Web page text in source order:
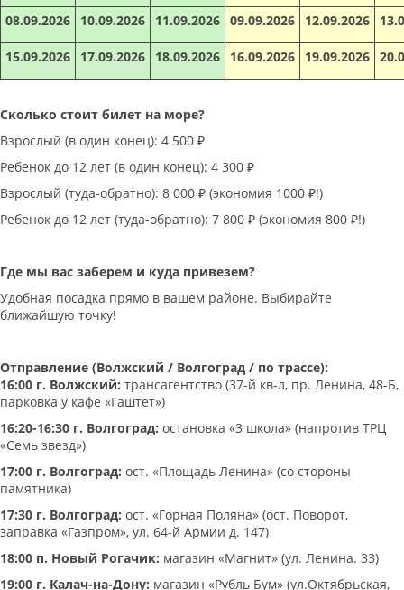
08.09.2026 10.09.2026 11.09.2026 09.09.2026 12.09.2026
15.09.2026 17.09.2026 18.09.2026 16.09.2026 19.09.2026
Сколько стоит билет на море?
Взрослый (в один конец): 4 500 ₽
Ребенок до 12 лет (в один конец): 4 300 ₽
Взрослый (туда-обратно): 8 000 ₽ (экономия 1000 ₽!)
Ребенок до 12 лет (туда-обратно): 7 800 ₽ (экономия 800 ₽!)
Где мы вас заберем и куда привезем?
Удобная посадка прямо в вашем районе. Выбирайте
ближайшую точку!
Отправление (Волжский / Волгоград / по трассе):
16:00 г. Волжский: трансагентство (37-й кв-л, пр. Ленина, 48-Б,
парковка у кафе «Гаштет»)
16:20-16:30 г. Волгоград: остановка «3 школа» (напротив ТРЦ
«Семь звезд»)
17:00 г. Волгоград: ост. «Площадь Ленина» (со стороны
памятника)
17:30 г. Волгоград: ост. «Горная Поляна» (ост. Поворот,
заправка «Газпром», ул. 64-й Армии д. 147)
18:00 п. Новый Рогачик: магазин «Магнит» (ул. Ленина. 33)
19:00 г. Калач-на-Дону: магазин «Рубль Бум» (ул.Октябрьская,